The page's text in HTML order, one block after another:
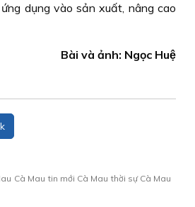
dụng vào sản xuất, nâng cao
Bài và ảnh: Ngọc Huệ
Cà Mau tin mới Cà Mau thời sự Cà Mau